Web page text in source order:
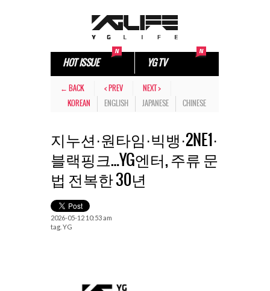
HOT ISSUE YG TV
← BACK < PREV
NEXT >
KOREAN
ENGLISH JAPANESE CHINESE
지누션·원타임·빅뱅·2NE1·
블랙핑크…YG엔터, 주류 문
법 전복한 30년
2026-05-12 10:53 am
tag. YG